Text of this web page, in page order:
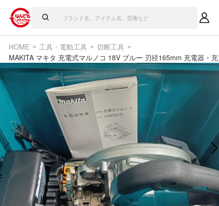
HOME 工具・電動工具
切断工具
MAKITA マキタ 充電式マルノコ 18V ブルー 刃径165mm 充電器・